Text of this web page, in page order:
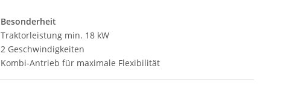
Besonderheit
Traktorleistung min. 18 kW
2 Geschwindigkeiten
Kombi-Antrieb für maximale Flexibilität